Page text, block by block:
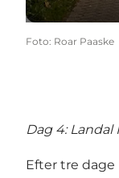
Foto: Roar Paaske
Dag 4: Landal
Efter tre